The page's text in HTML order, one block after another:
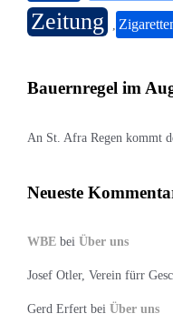
Zeitung
Bauernregel im
An St. Afra Regen kommt
Neueste
WBE bei Über uns
Josef Otler, Verein fürr
Gerd Erfert bei Über uns